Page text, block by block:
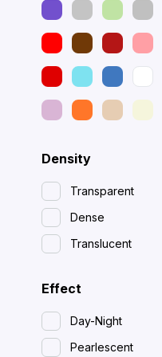
Density
Transparent
Dense
Translucent
Effect
Day-Night
Pearlescent